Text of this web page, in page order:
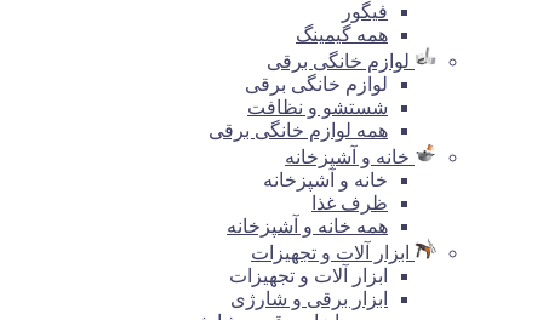
فیگور
همه گیمینگ
لوازم خانگی برقی
لوازم خانگی برقی
شستشو و نظافت
همه لوازم خانگی برقی
خانه و آشپزخانه
خانه و آشپزخانه
ظرف غذا
همه خانه و آشپزخانه
ابزار آلات و تجهیزات
ابزار آلات و تجهیزات
ابزار برقی و شارژی